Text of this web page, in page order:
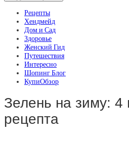
Рецепты
Хендмейд
Дом и Сад
Здоровье
Женский Гид
Путешествия
Интересно
Шопинг Блог
КупиОбзор
Зелень на зиму: 4
рецепта